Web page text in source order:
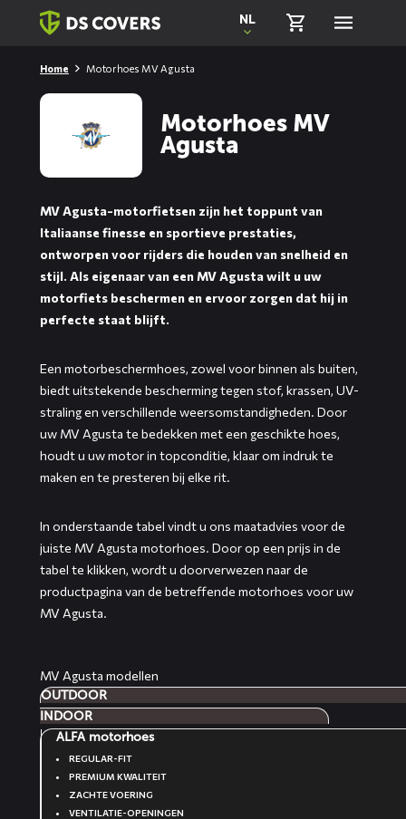
Skiplinks
NL
Home Motorhoes MV Agusta
Motorhoes MV
Agusta
MV Agusta-motorfietsen zijn het toppunt van
Italiaanse finesse en sportieve prestaties,
ontworpen voor rijders die houden van snelheid en
stijl. Als eigenaar van een MV Agusta wilt u uw
motorfiets beschermen en ervoor zorgen dat hij in
perfecte staat blijft.
Een motorbeschermhoes, zowel voor binnen als buiten,
biedt uitstekende bescherming tegen stof, krassen, UV-
straling en verschillende weersomstandigheden. Door
uw MV Agusta te bedekken met een geschikte hoes,
houdt u uw motor in topconditie, klaar om indruk te
maken en te presteren bij elke rit.
In onderstaande tabel vindt u ons maatadvies voor de
juiste MV Agusta motorhoes. Door op een prijs in de
tabel te klikken, wordt u doorverwezen naar de
productpagina van de betreffende motorhoes voor uw
MV Agusta.
MV Agusta modellen
OUTDOOR
INDOOR
ALFA motorhoes
REGULAR-FIT
PREMIUM KWALITEIT
ZACHTE VOERING
VENTILATIE-OPENINGEN